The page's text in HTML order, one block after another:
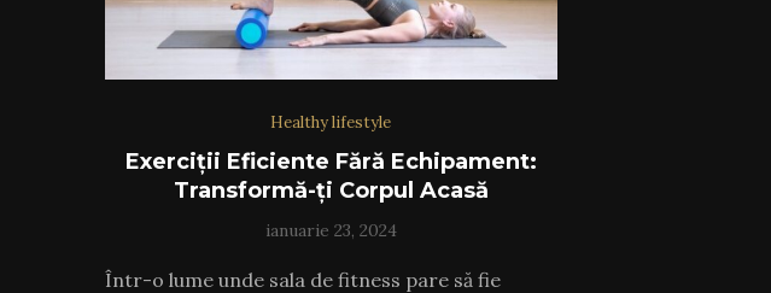
Healthy lifestyle
Exerciții Eficiente Fără Echipament:
Transformă-ți Corpul Acasă
ianuarie 23, 2024
Într-o lume unde sala de fitness pare să fie